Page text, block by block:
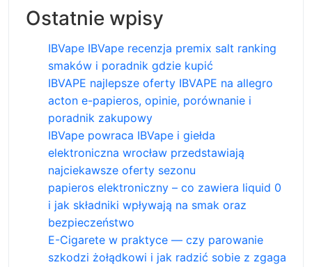
Ostatnie wpisy
IBVape IBVape recenzja premix salt ranking
smaków i poradnik gdzie kupić
IBVAPE najlepsze oferty IBVAPE na allegro
acton e-papieros, opinie, porównanie i
poradnik zakupowy
IBVape powraca IBVape i giełda
elektroniczna wrocław przedstawiają
najciekawsze oferty sezonu
papieros elektroniczny – co zawiera liquid 0
i jak składniki wpływają na smak oraz
bezpieczeństwo
E-Cigarete w praktyce — czy parowanie
szkodzi żołądkowi i jak radzić sobie z zgaga